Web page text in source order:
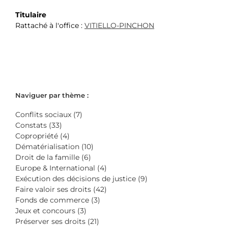
Titulaire
Rattaché à l'office : VITIELLO-PINCHON
Naviguer par thème :
Conflits sociaux (7)
Constats (33)
Copropriété (4)
Dématérialisation (10)
Droit de la famille (6)
Europe & International (4)
Exécution des décisions de justice (9)
Faire valoir ses droits (42)
Fonds de commerce (3)
Jeux et concours (3)
Préserver ses droits (21)